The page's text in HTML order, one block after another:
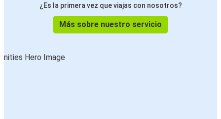
¿Es la primera vez que viajas con nosotros?
Más sobre nuestro servicio